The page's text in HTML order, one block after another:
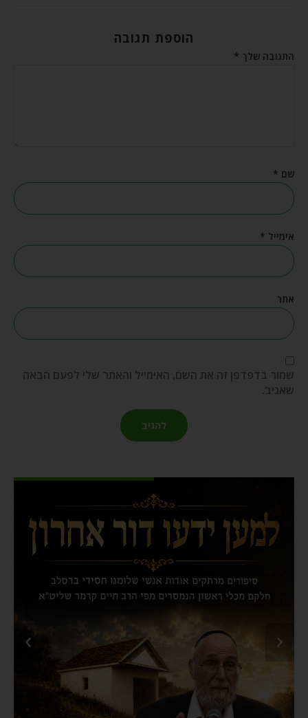
הוספת תגובה
התגובה שלך *
שם *
אימייל *
אתר
שמור בדפדפן זה את השם, האימייל והאתר שלי לפעם הבאה
שאגיב.